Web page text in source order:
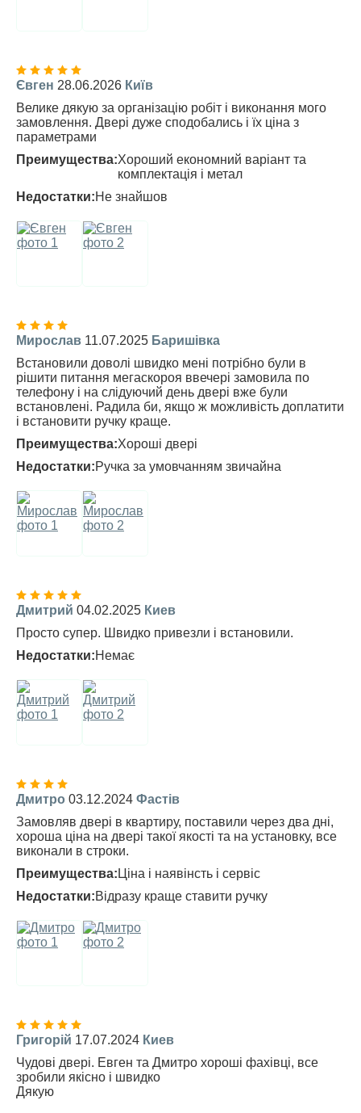
Євген 28.06.2026 Київ
Велике дякую за організацію робіт і виконання мого
замовлення. Двері дуже сподобались і їх ціна з
параметрами
Преимущества:Хороший економний варіант та
комплектація і метал
Недостатки:Не знайшов
Мирослав 11.07.2025 Баришівка
Встановили доволі швидко мені потрібно були в
рішити питання мегаскороя ввечері замовила по
телефону і на слідуючий день двері вже були
встановлені. Радила би, якщо ж можливість доплатити
і встановити ручку краще.
Преимущества:Хороші двері
Недостатки:Ручка за умовчанням звичайна
Дмитрий 04.02.2025 Киев
Просто супер. Швидко привезли і встановили.
Недостатки:Немає
Дмитро 03.12.2024 Фастів
Замовляв двері в квартиру, поставили через два дні,
хороша ціна на двері такої якості та на установку, все
виконали в строки.
Преимущества: Ціна і наявінсть і сервіс
Недостатки:Відразу краще ставити ручку
Григорій 17.07.2024 Киев
Чудові двері. Евген та Дмитро хороші фахівці, все
зробили якісно і швидко
Дякую